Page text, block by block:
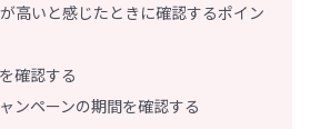
高いと感じたときに確認するポイン
確認する
ンペーンの期間を確認する